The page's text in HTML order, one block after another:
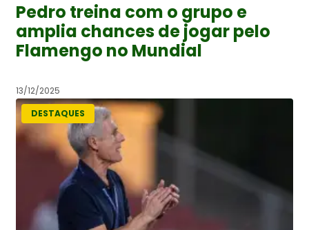
Pedro treina com o grupo e
amplia chances de jogar pelo
Flamengo no Mundial
13/12/2025
DESTAQUES